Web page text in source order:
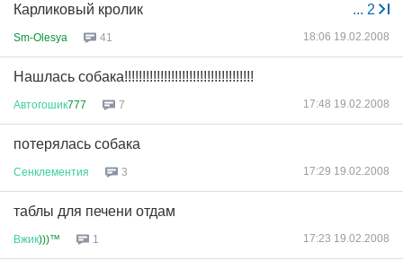
... 2
Карликовый кролик
Sm-Olesya 41 18:06 19.02.2008
Нашлась собака!!!!!!!!!!!!!!!!!!!!!!!!!!!!!!!!!!!!
Автогошик777 7 17:48 19.02.2008
потерялась собака
Сенклементия 3 17:29 19.02.2008
таблы для печени отдам
Вжик)))™ 1 17:23 19.02.2008